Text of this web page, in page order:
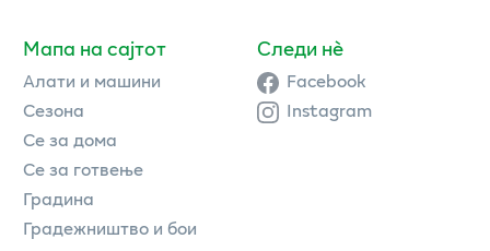
Мапа на сајтот
Алати и машини
Сезона
Се за дома
Се за готвење
Градина
Градежништво и бои
Следи нè
Facebook
Instagram